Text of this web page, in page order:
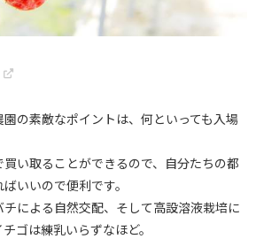
の素敵なポイントは、何といっても入場
い取ることができるので、自分たちの都
いいので便利です。
による自然交配、そして高設溶液栽培に
ゴは練乳いらずなほど。